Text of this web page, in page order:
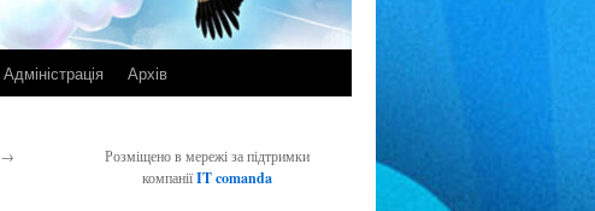
Адміністрація Архів
→
Розміщено в мережі за підтримки
компаніїIT comanda